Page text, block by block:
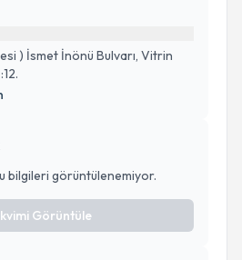
) İsmet İnönü Bulvarı, Vitrin
bilgileri görüntülenemiyor.
Görüntüle